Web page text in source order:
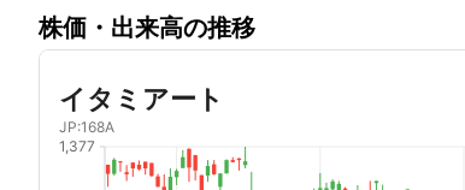
株価・出来高の推移